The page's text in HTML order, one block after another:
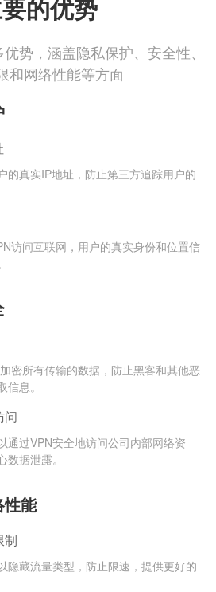
的优势
势，涵盖隐私保护、安全性、
和网络性能等方面
的真实IP地址，防止第三方追踪用户的
访问互联网，用户的真实身份和位置信
密所有传输的数据，防止黑客和其他恶
信息。
问
通过VPN安全地访问公司内部网络资
数据泄露。
性能
制
隐藏流量类型，防止限速，提供更好的